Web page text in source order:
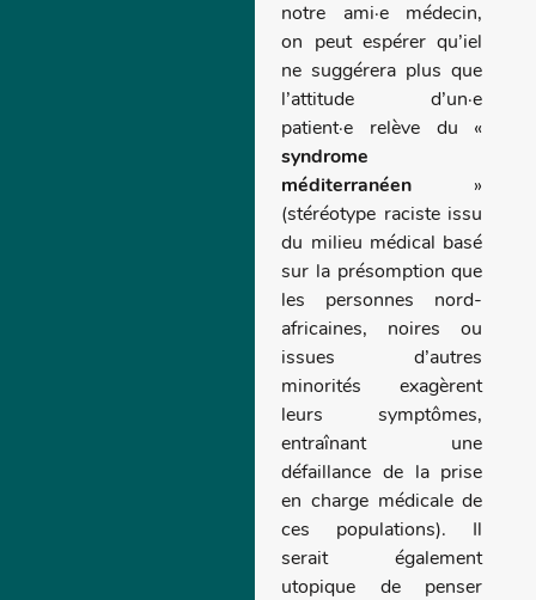
notre ami·e médecin,
on peut espérer qu’iel
ne suggérera plus que
l’attitude d’un·e
patient·e relève du «
syndrome
méditerranéen »
(stéréotype raciste issu
du milieu médical basé
sur la présomption que
les personnes nord-
africaines, noires ou
issues d’autres
minorités exagèrent
leurs symptômes,
entraînant une
défaillance de la prise
en charge médicale de
ces populations). Il
serait également
utopique de penser